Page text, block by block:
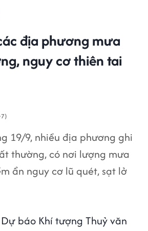
địa phương mưa
nguy cơ thiên tai
19/9, nhiều địa phương ghi
thường, có nơi lượng mưa
ẩn nguy cơ lũ quét, sạt lở
báo Khí tượng Thuỷ văn